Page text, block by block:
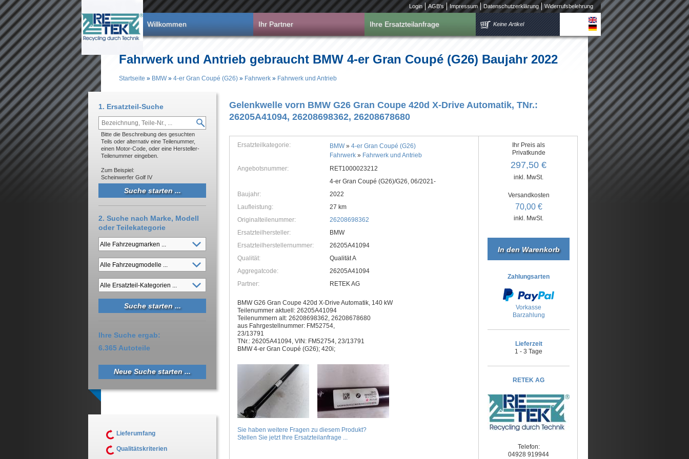
Direkt zum Inhalt Login AGB's Impressum Datenschutzerklärung Widerrufsbelehrung
Willkommen Ihr Partner Ihre Ersatzteilanfrage Keine Artikel
Fahrwerk und Antrieb gebraucht BMW 4-er Gran Coupé (G26) Baujahr 2022
Startseite » BMW» 4-er Gran Coupé (G26) » Fahrwerk » Fahrwerk und Antrieb
Gelenkwelle vorn BMW G26 Gran Coupe 420d X-Drive Automatik, TNr.:
26205A41094, 26208698362, 26208678680
Ersatzteilkategorie: BMW» 4-er Gran Coupé (G26)
Fahrwerk » Fahrwerk und Antrieb
Angebotsnummer:
RET1000023212
4-er Gran Coupé (G26)/G26, 06/2021-
Baujahr:
2022
Laufleistung:
27 km
Originalteilenummer:
26208698362
Ersatzteilhersteller:
BMW
Ersatzteilherstellernummer:
26205A41094
Qualität:
Qualität A
Aggregatcode:
26205A41094
Partner:
RETEK AG
BMW G26 Gran Coupe 420d X-Drive Automatik, 140 kW
Teilenummer aktuell: 26205A41094
Teilenummern alt: 26208698362, 26208678680
aus Fahrgestellnummer: FM52754,
23/13791
TNr.: 26205A41094, VIN: FM52754, 23/13791
BMW 4-er Gran Coupé (G26); 420i;
Sie haben weitere Fragen zu diesem Produkt?
Stellen Sie jetzt Ihre Ersatzteilanfrage ...
Ihr Preis als
Privatkunde
297,50 €
inkl. MwSt.
Versandkosten
70,00 €
inkl. MwSt.
Zahlungsarten
Vorkasse
Barzahlung
Lieferzeit
1 - 3 Tage
RETEK AG
Telefon:
04928 919944
1. Ersatzteil-Suche
Bitte die Beschreibung des gesuchten
Teils oder alternativ eine Teilenummer,
einen Motor-Code, oder eine Hersteller-
Teilenummer eingeben.
Zum Beispiel:
Scheinwerfer Golf IV
2. Suche nach Marke, Modell
oder Teilekategorie
Ihre Suche ergab:
6.365 Autoteile
Neue Suche starten ...
Lieferumfang
Qualitätskriterien